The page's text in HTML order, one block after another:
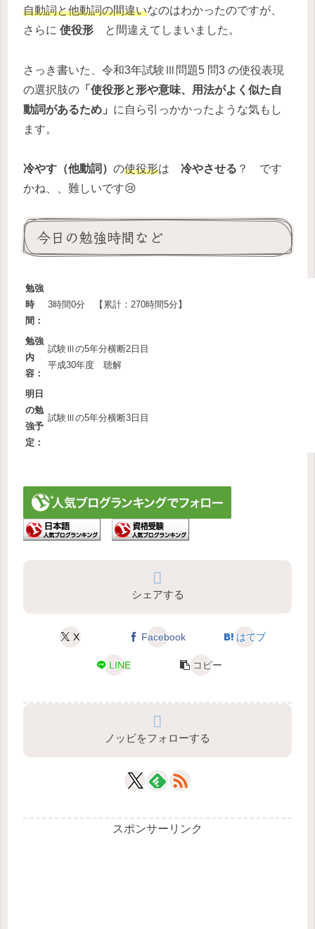
自動詞と他動詞の間違いなのはわかったのですが、
さらに 使役形 と間違えてしまいました。
さっき書いた、令和3年試験Ⅲ問題5 問3 の使役表現
の選択肢の 「使役形と形や意味、用法がよく似た自
動詞があるため」 に自ら引っかかったような気もし
ます。
冷やす（他動詞） の使役形は 冷やさせる ？ です
かね、、難しいです😢
今日の勉強時間など
勉強
時
間：
3時間0分 【累計：270時間5分】
勉強
内
容：
試験Ⅲの5年分横断2日目
平成30年度 聴解
明日
の勉
強予
定：
試験Ⅲの5年分横断3日目
シェアする
X Facebook はてブ
LINE コピー
ノッビをフォローする
スポンサーリンク